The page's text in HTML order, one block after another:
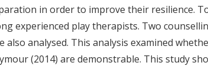
in order to improve their resilience.
experienced play therapists. Two
also analysed. This analysis examined
(2014) are demonstrable. This study